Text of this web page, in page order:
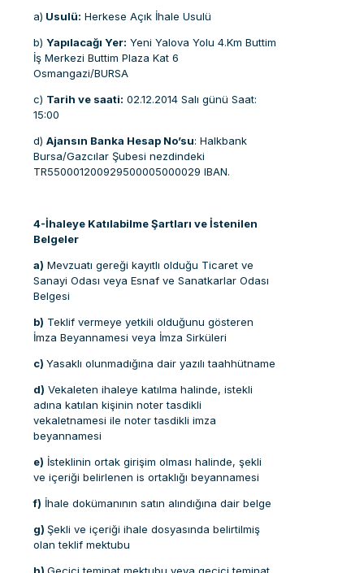
a) Usulü: Herkese Açık İhale Usulü
b) Yapılacağı Yer: Yeni Yalova Yolu 4.Km Buttim
İş Merkezi Buttim Plaza Kat 6
Osmangazi/BURSA
c) Tarih ve saati: 02.12.2014 Salı günü Saat:
15:00
d) Ajansın Banka Hesap No’su: Halkbank
Bursa/Gazcılar Şubesi nezdindeki
TR550001200929500005000029 IBAN.
4-İhaleye Katılabilme Şartları ve İstenilen
Belgeler
a) Mevzuatı gereği kayıtlı olduğu Ticaret ve
Sanayi Odası veya Esnaf ve Sanatkarlar Odası
Belgesi
b) Teklif vermeye yetkili olduğunu gösteren
İmza Beyannamesi veya İmza Sirküleri
c) Yasaklı olunmadığına dair yazılı taahhütname
d) Vekaleten ihaleye katılma halinde, istekli
adına katılan kişinin noter tasdikli
vekaletnamesi ile noter tasdikli imza
beyannamesi
e) İsteklinin ortak girişim olması halinde, şekli
ve içeriği belirlenen is ortaklığı beyannamesi
f) İhale dokümanının satın alındığına dair belge
g) Şekli ve içeriği ihale dosyasında belirtilmiş
olan teklif mektubu